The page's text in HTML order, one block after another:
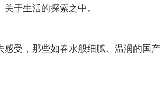
于生活的探索之中。
受，那些如春水般细腻、温润的国产